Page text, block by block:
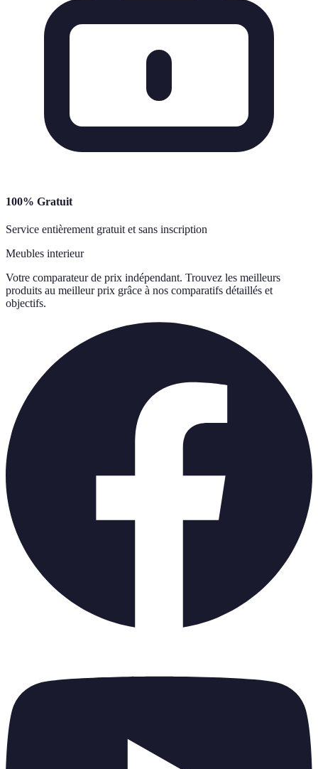
100% Gratuit
Service entièrement gratuit et sans inscription
Meubles interieur
Votre comparateur de prix indépendant. Trouvez les meilleurs
produits au meilleur prix grâce à nos comparatifs détaillés et
objectifs.